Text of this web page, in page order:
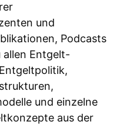
und
Podcasts
Entgelt-
und einzelne
aus der